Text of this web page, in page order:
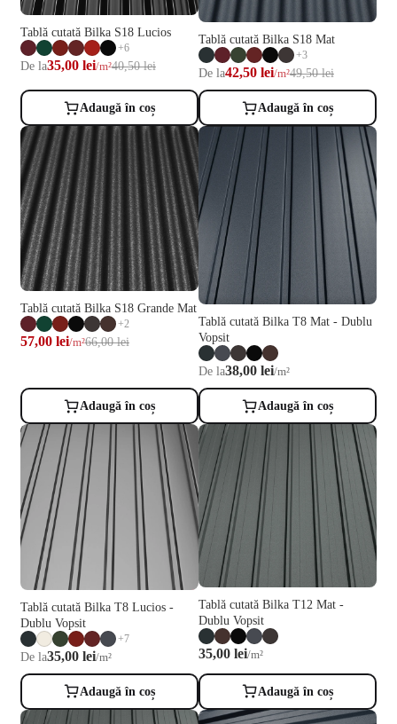
Tablă cutată Bilka S18 Lucios
+6
De la35,00 lei/m²40,50 lei
Adaugă în coș
Tablă cutată Bilka S18 Mat
+3
De la42,50 lei/m²49,50 lei
Adaugă în coș
Tablă cutată Bilka S18 Grande Mat
+2
57,00 lei/m²66,00 lei
Adaugă în coș
Tablă cutată Bilka T8 Mat - Dublu
Vopsit
De la38,00 lei/m²
Adaugă în coș
Tablă cutată Bilka T8 Lucios -
Dublu Vopsit
+7
De la35,00 lei/m²
Adaugă în coș
Tablă cutată Bilka T12 Mat -
Dublu Vopsit
35,00 lei/m²
Adaugă în coș